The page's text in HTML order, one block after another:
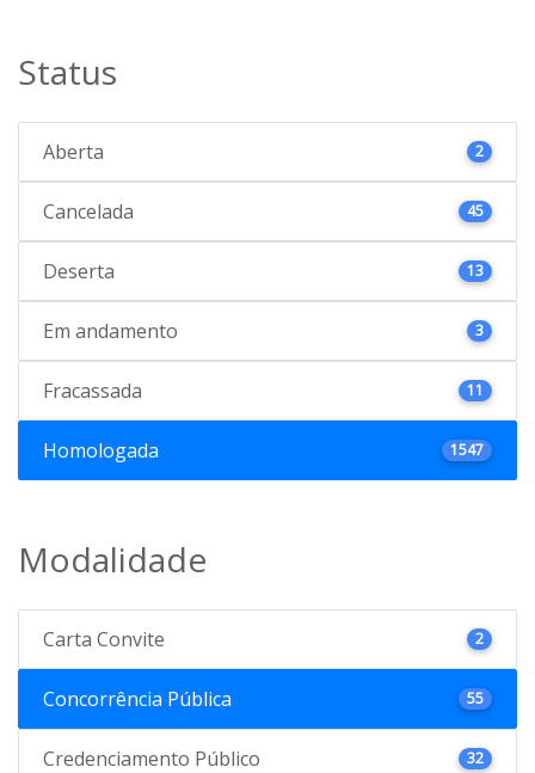
Status
Aberta 2
Cancelada 45
Deserta 13
Em andamento 3
Fracassada 11
Homologada 1547
Modalidade
Carta Convite 2
Concorrência Pública 55
Credenciamento Público 32